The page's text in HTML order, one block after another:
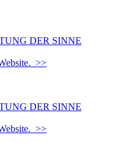
DER SINNE
>>
DER SINNE
>>